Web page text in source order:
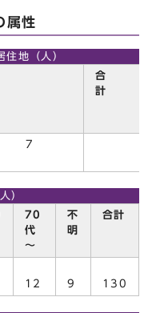
属性
地（人）
計
）
70
代
～
不
明
合計
12 9 130